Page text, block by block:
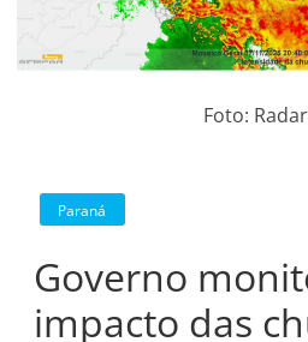
Foto:
Paraná
Governo
impacto das